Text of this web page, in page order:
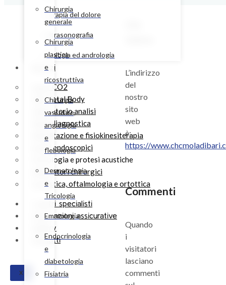
Terapia del dolore
Ultrasonografia
Urologia ed andrologia
Servizi
Laser CO2
TAC Total Body
Laboratorio analisi
Radiodiagnostica
Riabilitazione e fisiokinesiterapia
Esami endoscopici
Audiologia e protesi acustiche
Ambulatori chirurgici
Oculistica, oftalmologia e ortottica
I nostri specialisti
Convenzioni assicurative
Gallery
Contatti
X
Chirurgia
generale
Chirurgia
plastica
e
ricostruttiva
Chirurgia
vascolare,
angiologia
e
flebologia
Dermatologia
e
Tricologia
Ematologia
Endocrinologia
e
diabetologia
Fisiatria
L’indirizzo
del
nostro
sito
web
è:
https://
Commenti
Quando
i
visitatori
lasciano
commenti